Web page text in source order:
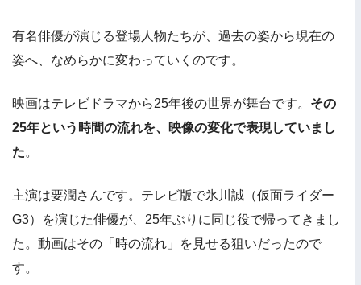
有名俳優が演じる登場人物たちが、過去の姿から現在の
姿へ、なめらかに変わっていくのです。
映画はテレビドラマから25年後の世界が舞台です。 その
25年という時間の流れを、映像の変化で表現していまし
た。
主演は要潤さんです。テレビ版で氷川誠（仮面ライダー
G3）を演じた俳優が、25年ぶりに同じ役で帰ってきまし
た。動画はその「時の流れ」を見せる狙いだったので
す。